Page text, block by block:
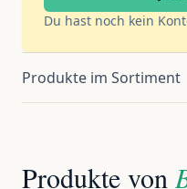
Du hast noch kein
Produkte im Sortiment
Produkte von